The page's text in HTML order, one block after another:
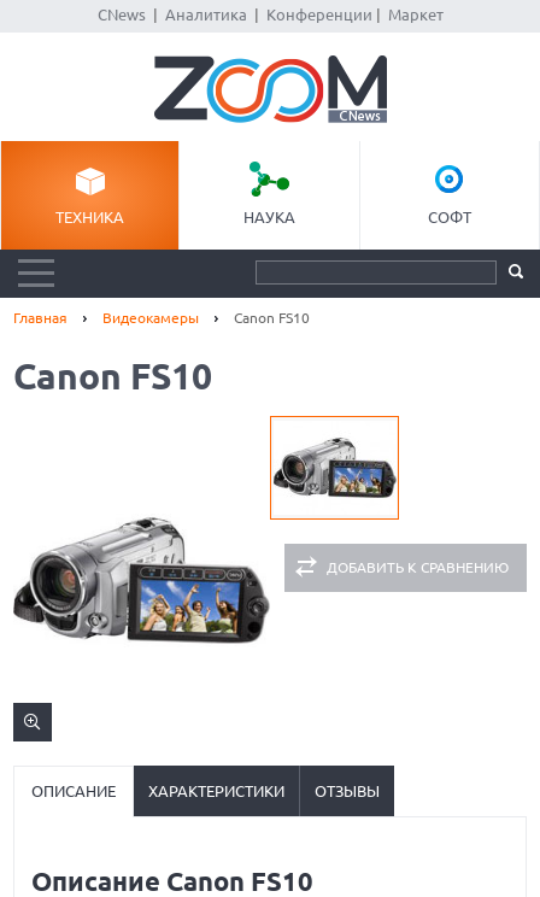
CNews| Аналитика Конференции Маркет
ТЕХНИКА НАУКА СОФТ
Главная Видеокамеры Canon FS10
Canon FS10
ДОБАВИТЬ К СРАВНЕНИЮ
ОПИСАНИЕ ХАРАКТЕРИСТИКИ ОТЗЫВЫ
Описание Canon FS10